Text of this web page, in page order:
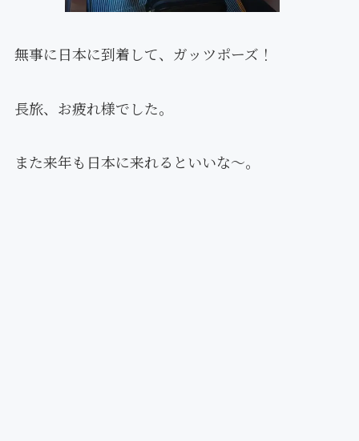
無事に日本に到着して、ガッツポーズ！
長旅、お疲れ様でした。
また来年も日本に来れるといいな〜。